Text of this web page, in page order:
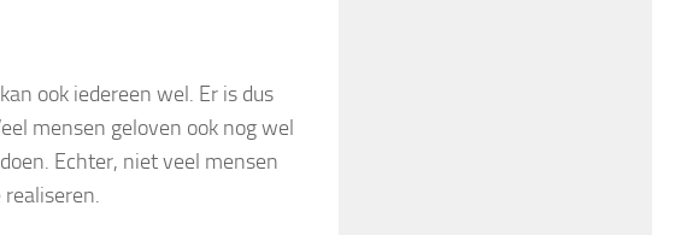
ook iedereen wel. Er is dus
mensen geloven ook nog wel
Echter, niet veel mensen